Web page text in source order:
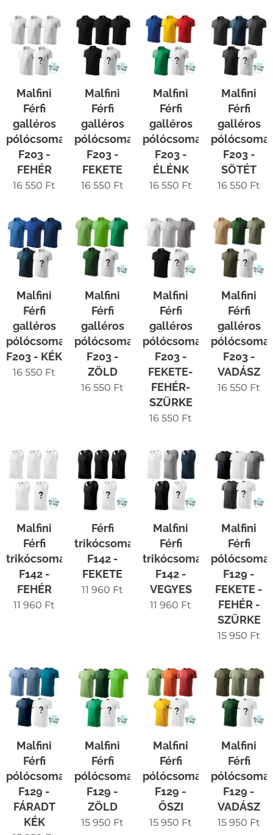
Malfini
Férfi
galléros
pólócsomag
F203 -
FEHÉR
16 550 Ft
Malfini
Férfi
galléros
pólócsomag
F203 -
FEKETE
16 550 Ft
Malfini
Férfi
galléros
pólócsomag
F203 -
ÉLÉNK
16 550 Ft
Malfini
Férfi
galléros
F203 -
SÖTÉT
16 550 Ft
Malfini
Férfi
galléros
pólócsomag
F203 - KÉK
16 550 Ft
Malfini
Férfi
galléros
pólócsomag
F203 -
ZÖLD
16 550 Ft
Malfini
Férfi
galléros
pólócsomag
F203 -
FEKETE-
FEHÉR-
SZÜRKE
16 550 Ft
Malfini
Férfi
galléros
F203 -
VADÁSZ
16 550 Ft
Malfini
Férfi
trikócsomag
F142 -
FEHÉR
11 960 Ft
Férfi
trikócsomag
F142 -
FEKETE
11 960 Ft
Malfini
Férfi
trikócsomag
F142 -
VEGYES
11 960 Ft
Malfini
Férfi
F129 -
FEKETE -
FEHÉR -
SZÜRKE
15 950 Ft
Malfini
Férfi
pólócsomag
F129 -
FÁRADT
KÉK
Malfini
Férfi
pólócsomag
F129 -
ZÖLD
15 950 Ft
Malfini
Férfi
pólócsomag
F129 -
ŐSZI
15 950 Ft
Malfini
Férfi
F129 -
VADÁSZ
15 950 Ft